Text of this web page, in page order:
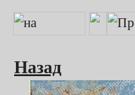
Назад